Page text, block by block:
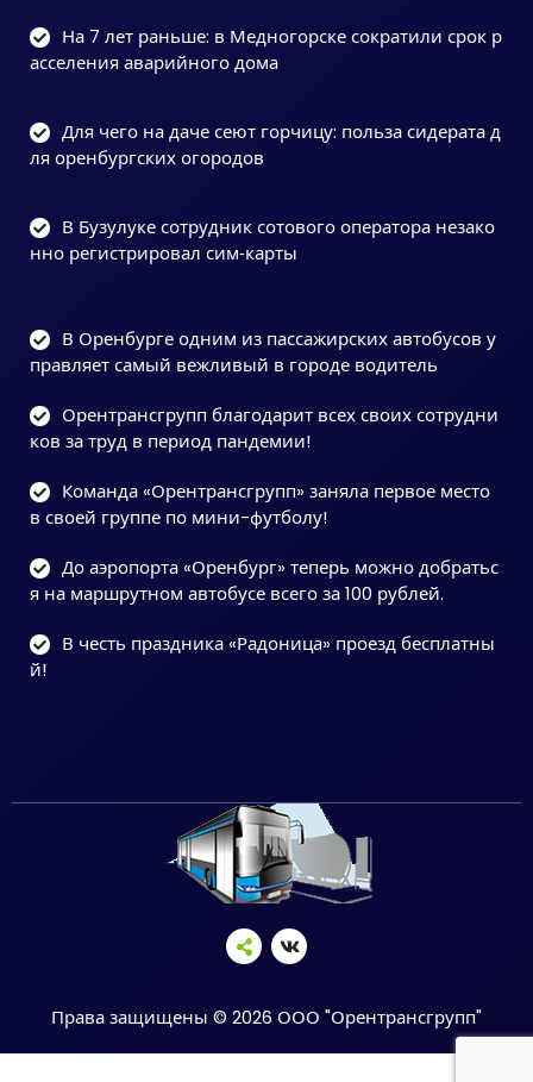
На 7 лет раньше: в Медногорске сократили срок р
асселения аварийного дома
Для чего на даче сеют горчицу: польза сидерата д
ля оренбургских огородов
В Бузулуке сотрудник сотового оператора незако
нно регистрировал сим‑карты
В Оренбурге одним из пассажирских автобусов у
правляет самый вежливый в городе водитель
Орентрансгрупп благодарит всех своих сотрудни
ков за труд в период пандемии!
Команда «Орентрансгрупп» заняла первое место
в своей группе по мини-футболу!
До аэропорта «Оренбург» теперь можно добратьс
я на маршрутном автобусе всего за 100 рублей.
В честь праздника «Радоница» проезд бесплатны
й!
Права защищены © 2026 ООО "Орентрансгрупп"